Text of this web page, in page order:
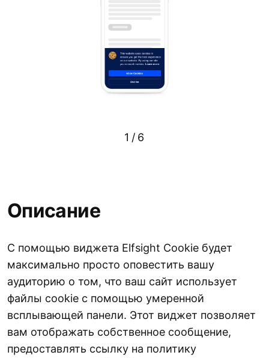
1 / 6
Описание
С помощью виджета Elfsight Cookie будет
максимально просто оповестить вашу
аудиторию о том, что ваш сайт использует
файлы cookie с помощью умеренной
всплывающей панели. Этот виджет позволяет
вам отображать собственное сообщение,
предоставлять ссылку на политику